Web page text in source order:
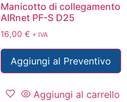
Manicotto di collegamento
AIRnet PF-S D25
16,00 € + IVA
Aggiungi al Preventivo
Aggiungi al carrello